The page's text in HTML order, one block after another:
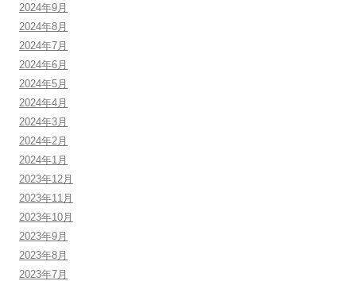
2024年9月
2024年8月
2024年7月
2024年6月
2024年5月
2024年4月
2024年3月
2024年2月
2024年1月
2023年12月
2023年11月
2023年10月
2023年9月
2023年8月
2023年7月